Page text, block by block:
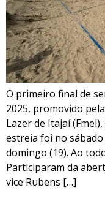
O primeiro final de
2025, promovido
Lazer de Itajaí
estreia foi no
domingo (19). Ao
Participaram da
vice Rubens […]